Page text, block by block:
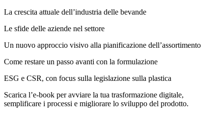
La crescita attuale dell’industria delle bevande
Le sfide delle aziende nel settore
Un nuovo approccio visivo alla pianificazione dell’assortimento
Come restare un passo avanti con la formulazione
ESG e CSR, con focus sulla legislazione sulla plastica
Scarica l’e-book per avviare la tua trasformazione digitale,
semplificare i processi e migliorare lo sviluppo del prodotto.